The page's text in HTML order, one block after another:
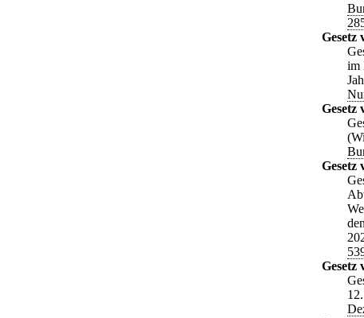
Gesetz
im
Gesetz
Gesetz
Gesetz